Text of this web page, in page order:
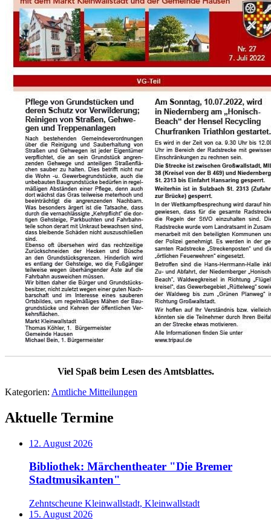
Viel Spaß beim Lesen des Amtsblattes.
Kategorien: Amtliche Mitteilungen
Aktuelle Termine
12. August 2026
Bibliothek: Märchentheater "Die Bremer
Stadtmusikanten"
Zehntscheune Kleinwallstadt, Kleinwallstadt
15. August 2026